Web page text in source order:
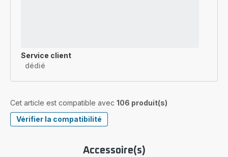
Service client
dédié
Cet article est compatible avec 106 produit(s)
Vérifier la compatibilité
Accessoire(s)